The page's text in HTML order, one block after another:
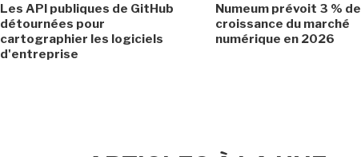
Les API publiques de GitHub
détournées pour
cartographier les logiciels
d'entreprise
Numeum prévoit 3 % de
croissance du marché
numérique en 2026